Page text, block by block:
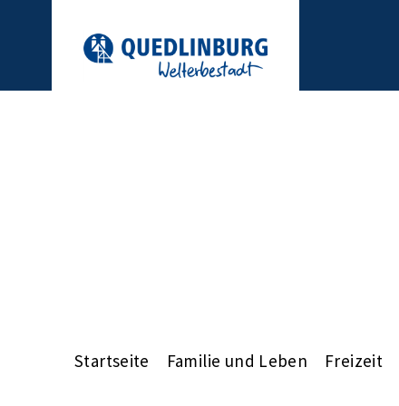
Startseite Familie und Leben Freizeit